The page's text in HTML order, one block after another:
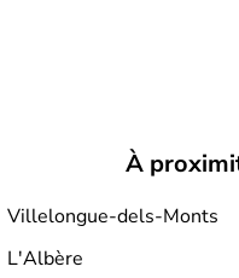
À
Villelongue-dels-Monts
L'Albère